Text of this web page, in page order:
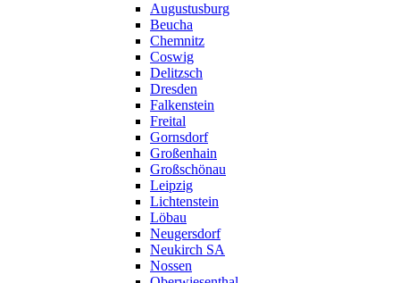
Augustusburg
Beucha
Chemnitz
Coswig
Delitzsch
Dresden
Falkenstein
Freital
Gornsdorf
Großenhain
Großschönau
Leipzig
Lichtenstein
Löbau
Neugersdorf
Neukirch SA
Nossen